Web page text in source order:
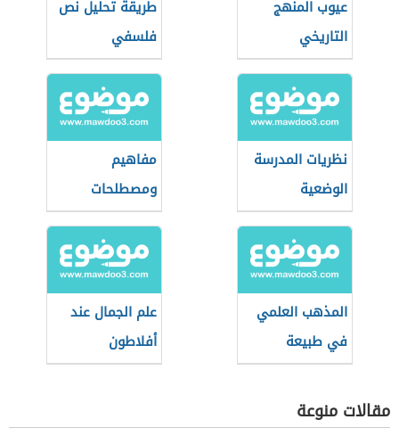
عيوب المنهج
التاريخي
طريقة تحليل نص
فلسفي
نظريات المدرسة
الوضعية
مفاهيم
ومصطلحات
فلسفية
المذهب العلمي
في طبيعة
المعرفة
علم الجمال عند
أفلاطون
مقالات منوعة